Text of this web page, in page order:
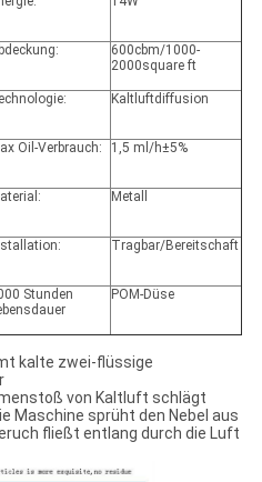
600cbm/1000-
2000square ft
Kaltluftdiffusion
Oil-Verbrauch: 1,5 ml/h±5%
Metall
Tragbar/Bereitschaft
Stunden
POM-Düse
kalte zwei-flüssige
von Kaltluft schlägt
Maschine sprüht den Nebel aus
fließt entlang durch die Luft